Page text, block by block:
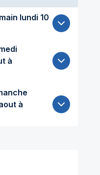
10